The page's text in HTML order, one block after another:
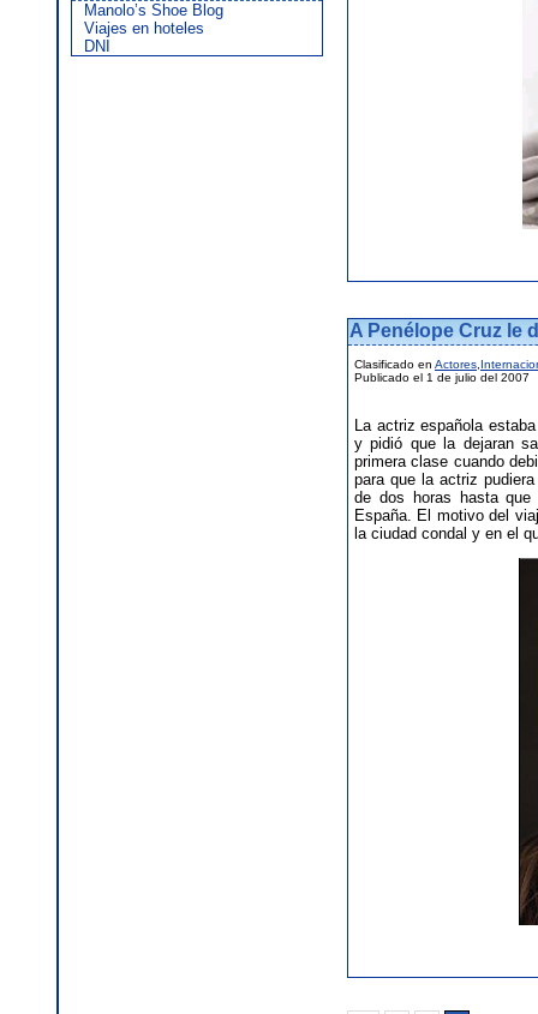
Manolo’s Shoe Blog
Viajes en hoteles
DNI
A Penélope Cruz le
Clasificado en Actores
Publicado el 1 de julio del 2007
La actriz española
y pidió que la dejaran
primera clase cuando
para que la actriz
de dos horas hasta
España. El motivo del
la ciudad condal y en el